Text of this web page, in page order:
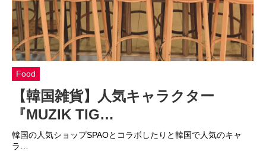
Food
【韓国雑貨】人気キャラクター
『MUZIK TIG…
韓国の人気ショップSPAOとコラボしたりと韓国で人気のキャ
ラ…